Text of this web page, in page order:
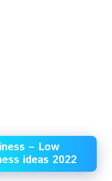
– Low
ideas 2022